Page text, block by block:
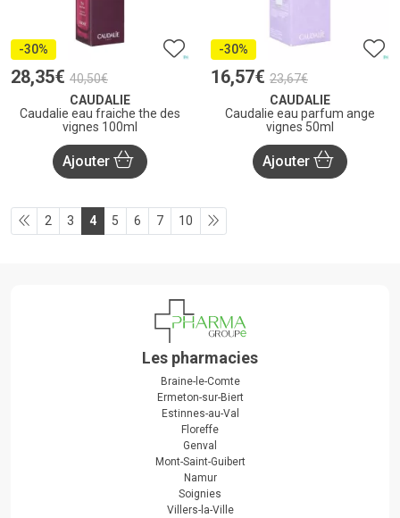
-30%
28,35€ 40,50€
CAUDALIE
Caudalie eau fraiche the des
vignes 100ml
Ajouter
-30%
16,57€ 23,67€
CAUDALIE
Caudalie eau parfum ange
vignes 50ml
Ajouter
2 3 4 5 6 7 10
Les pharmacies
Braine-le-Comte
Ermeton-sur-Biert
Estinnes-au-Val
Floreffe
Genval
Mont-Saint-Guibert
Namur
Soignies
Villers-la-Ville